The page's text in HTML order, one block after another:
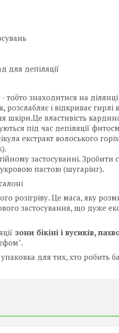
для депіляції
знаходитися на
і відкриває гирлі
властивість
під час депіляції
екстракт волоського
застосуванні. Зробити
пастою (шугарінг).
розігріву. Це маса, яку
застосування, що дуже
зони бікіні і вусиків,
для тих, хто робить